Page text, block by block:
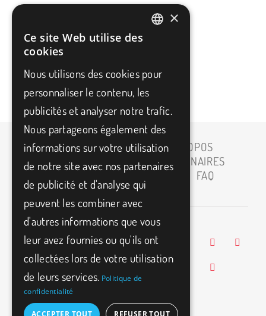
[woocommerce_my_account]
ACCUEIL
À PROPOS
CARRIÈRE
PARTENAIRES
MEDIAS
BLOG
FAQ
CONTACT
(514) 494-
1024
BIO3FITNESS
11500 Armand-
Bombardier,
Montréal, H1E
FRENCH
×
Ce site Web utilise des
cookies
Nous utilisons des cookies pour
personnaliser le contenu, les
publicités et analyser notre trafic.
Nous partageons également des
informations sur votre utilisation
de notre site avec nos partenaires
de publicité et d'analyse qui
peuvent les combiner avec
d'autres informations que vous
leur avez fournies ou qu'ils ont
collectées lors de votre utilisation
de leurs services. Politique de
confidentialité
ACCEPTER TOUT REFUSER TOUT